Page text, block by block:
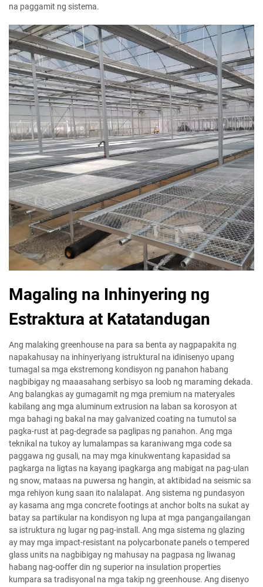
na paggamit ng sistema.
Magaling na Inhinyering ng
Estraktura at Katatandugan
Ang malaking greenhouse na para sa benta ay nagpapakita ng
napakahusay na inhinyeriyang istruktural na idinisenyo upang
tumagal sa mga ekstremong kondisyon ng panahon habang
nagbibigay ng maaasahang serbisyo sa loob ng maraming dekada.
Ang balangkas ay gumagamit ng mga premium na materyales
kabilang ang mga aluminum extrusion na laban sa korosyon at
mga bahagi ng bakal na may galvanized coating na tumutol sa
pagka-rust at pag-degrade sa paglipas ng panahon. Ang mga
teknikal na tukoy ay lumalampas sa karaniwang mga code sa
paggawa ng gusali, na may mga kinukwentang kapasidad sa
pagkarga na ligtas na kayang ipagkarga ang mabigat na pag-ulan
ng snow, mataas na puwersa ng hangin, at aktibidad na seismic sa
mga rehiyon kung saan ito nalalapat. Ang sistema ng pundasyon
ay kasama ang mga concrete footings at anchor bolts na sukat ay
batay sa partikular na kondisyon ng lupa at mga pangangailangan
sa istruktura ng lugar ng pag-install. Ang mga sistema ng glazing
ay may mga impact-resistant na polycarbonate panels o tempered
glass units na nagbibigay ng mahusay na pagpasa ng liwanag
habang nag-ooffer din ng superior na insulation properties
kumpara sa tradisyonal na mga takip ng greenhouse. Ang disenyo